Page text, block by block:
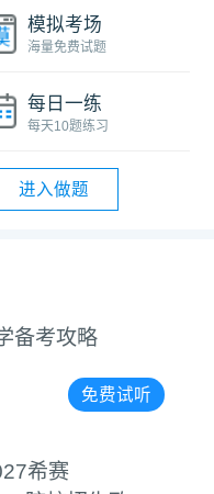
模拟考场
海量免费试题
每日一练
每天10题练习
进入做题
备考攻略
免费试听
希赛